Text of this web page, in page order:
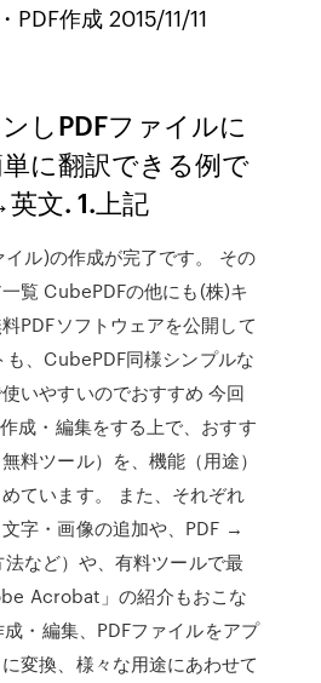
PDF作成 2015/11/11
しPDFファイルに
に翻訳できる例で
文. 1.上記
イル)の作成が完了です。 その
覧 CubePDFの他にも(株)キ
PDFソフトウェアを公開して
も、CubePDF同様シンプルな
いやすいのでおすすめ 今回
成・編集をする上で、おすす
料ツール）を、機能（用途）
ています。 また、それぞれ
字・画像の追加や、PDF →
など）や、有料ツールで最
Acrobat」の紹介もおこな
・編集、PDFファイルをアプ
変換、様々な用途にあわせて